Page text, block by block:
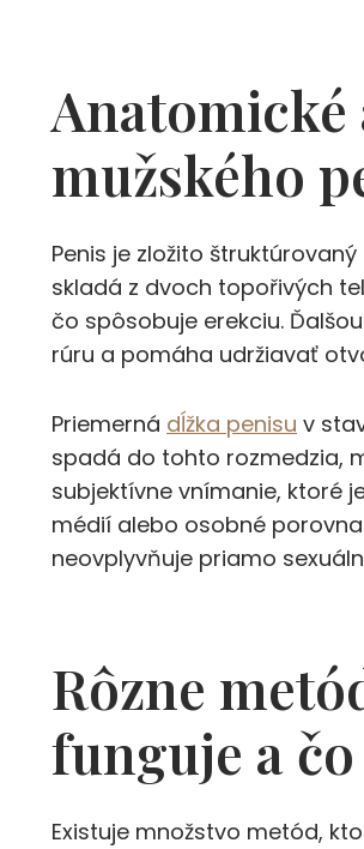
mužského
Penis je zložito
skladá z dvoch topořivých
čo spôsobuje erekciu.
rúru a pomáha udržiavať
Priemerná dĺžka penisu v
spadá do tohto rozmedzia,
subjektívne vnímanie, ktoré
médií alebo osobné
neovplyvňuje priamo
Rôzne
funguje a
Existuje množstvo metód,